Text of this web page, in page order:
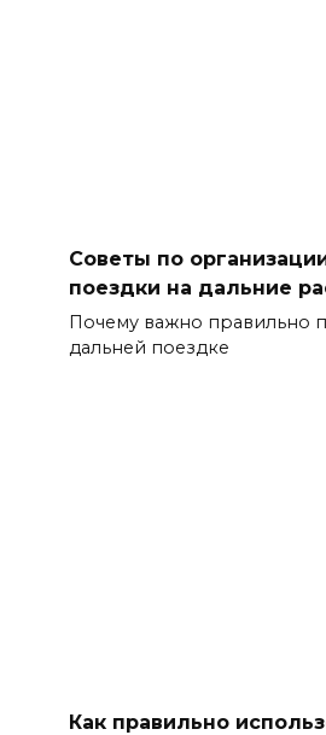
Советы по
поездки на дальние
Почему важно правильно
дальней поездке
Как правильно